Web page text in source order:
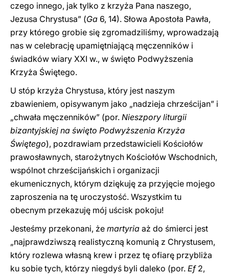
czego innego, jak tylko z krzyża Pana naszego,
Jezusa Chrystusa” (Ga 6, 14). Słowa Apostoła Pawła,
przy którego grobie się zgromadziliśmy, wprowadzają
nas w celebrację upamiętniającą męczenników i
świadków wiary XXI w., w święto Podwyższenia
Krzyża Świętego.
U stóp krzyża Chrystusa, który jest naszym
zbawieniem, opisywanym jako „nadzieja chrześcijan” i
„chwała męczenników” (por. Nieszpory liturgii
bizantyjskiej na święto Podwyższenia Krzyża
Świętego), pozdrawiam przedstawicieli Kościołów
prawosławnych, starożytnych Kościołów Wschodnich,
wspólnot chrześcijańskich i organizacji
ekumenicznych, którym dziękuję za przyjęcie mojego
zaproszenia na tę uroczystość. Wszystkim tu
obecnym przekazuję mój uścisk pokoju!
Jesteśmy przekonani, że martyria aż do śmierci jest
„najprawdziwszą realistyczną komunią z Chrystusem,
który rozlewa własną krew i przez tę ofiarę przybliża
ku sobie tych, którzy niegdyś byli daleko (por. Ef 2,